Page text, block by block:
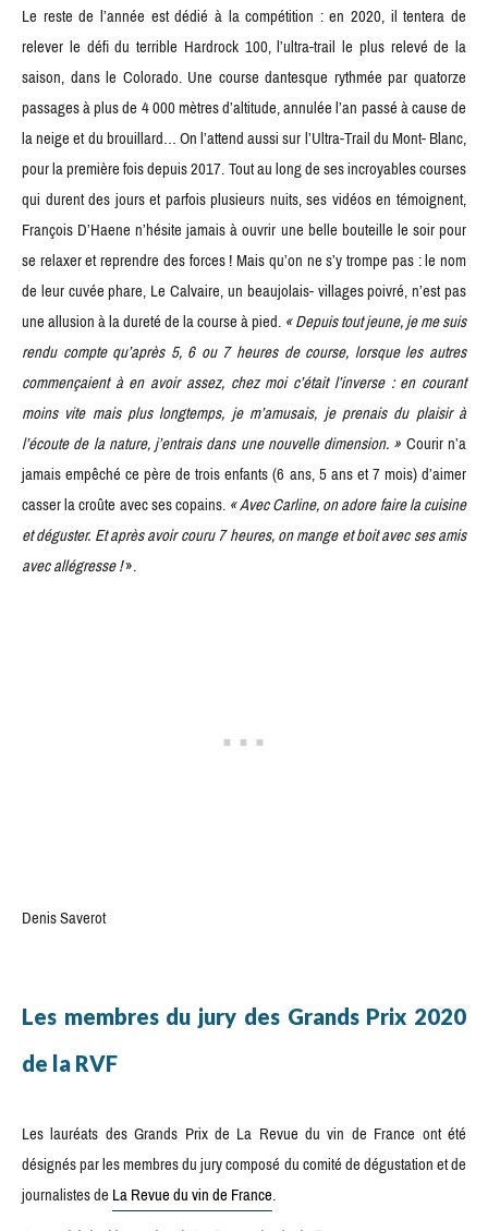
Le reste de l’année est dédié à la compétition : en 2020, il tentera de
relever le défi du terrible Hardrock 100, l’ultra-trail le plus relevé de la
saison, dans le Colorado. Une course dantesque rythmée par quatorze
passages à plus de 4 000 mètres d’altitude, annulée l’an passé à cause de
la neige et du brouillard… On l’attend aussi sur l’Ultra-Trail du Mont- Blanc,
pour la première fois depuis 2017. Tout au long de ses incroyables courses
qui durent des jours et parfois plusieurs nuits, ses vidéos en témoignent,
François D’Haene n’hésite jamais à ouvrir une belle bouteille le soir pour
se relaxer et reprendre des forces ! Mais qu’on ne s’y trompe pas : le nom
de leur cuvée phare, Le Calvaire, un beaujolais- villages poivré, n’est pas
une allusion à la dureté de la course à pied.« Depuis tout jeune, je me suis
rendu compte qu’après 5, 6 ou 7 heures de course, lorsque les autres
commencaient à en avoir assez, chez moi c’était l’inverse : en courant
moins vite mais plus longtemps, je m’amusais, je prenais du plaisir à
l’écoute de la nature, j’entrais dans une nouvelle dimension. »Courir n’a
jamais empêché ce père de trois enfants (6 ans, 5 ans et 7 mois) d’aimer
casser la croûte avec ses copains.« Avec Carline, on adore faire la cuisine
et déguster. Et après avoir couru 7 heures, on mange et boit avec ses amis
avec allégresse !».
Denis Saverot
Les membres du jury des Grands Prix 2020
de la RVF
Les lauréats des Grands Prix de La Revue du vin de France ont été
désignés par les membres du jury composé du comité de dégustation et de
journalistes deLa Revue du vin de France.